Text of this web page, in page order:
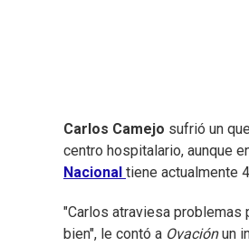
Carlos Camejo sufrió un
centro hospitalario, aunque
Nacional tiene actualmente
"Carlos atraviesa problemas
bien", le contó a Ovaciónun